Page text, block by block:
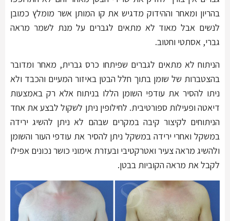
בהריון ומאחר וההידוק מדגיש את קו המותן אשר מומלץ כמובן
לנשים אבל מאוד לא מתאים לגברים על מנת לשמר מראה
גברי, אסתטי וחטוב.
הניתוח לא מתאים לגברים שפיתחו כרס גברית, מאחר ומדובר
בהצטברות של שומן בתוך חלל הבטן באיזור המעיים והכבד ולא
ניתו להסיר את עודפי השומן הללו בניתוח אלא רק באמצעות
דיאטה ופעילות ספורטיבית. לחילופין ניתן לשקול לבצע את אחד
הניתוחים לקיצור קיבה במקרים שבהם לא ניתן להשיג ירידה
במשקל ואחרי ירידה במשקל ניתן להסיר את עודפי העור והשומן
ולהשיג מראה צעיר ואטרקטיבי ובעזרת אימוני כושר נכונים אפילו
לקבל את מראה הקוביות בבטן.